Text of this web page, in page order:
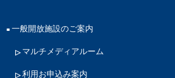
一般開放施設のご案内
マルチメディアルーム
利用お申込み案内